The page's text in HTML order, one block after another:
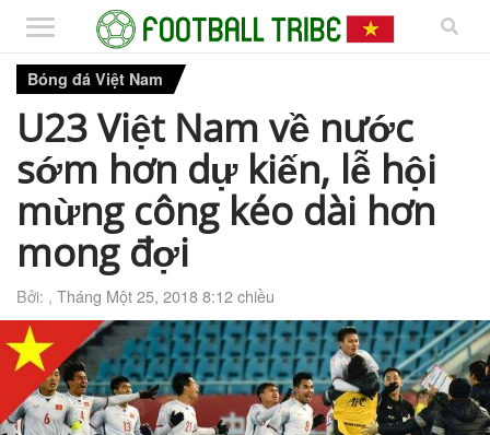
Bóng đá Việt Nam
U23 Việt Nam về nước
sớm hơn dự kiến, lễ hội
mừng công kéo dài hơn
mong đợi
Bởi: , Tháng Một 25, 2018 8:12 chiều